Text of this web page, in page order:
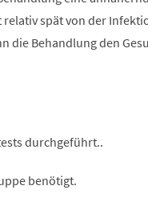
spät von der
die Behandlung den
durchgeführt..
benötigt.